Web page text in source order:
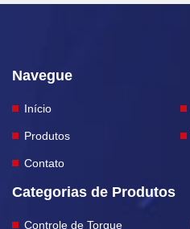
Navegue
Início
Produtos
Contato
Categorias de Produtos
Controle de Torque